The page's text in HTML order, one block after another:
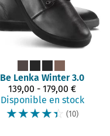
Be Lenka Winter 3.0
139,00 - 179,00 €
Disponible en stock
☆☆☆☆☆ (10)